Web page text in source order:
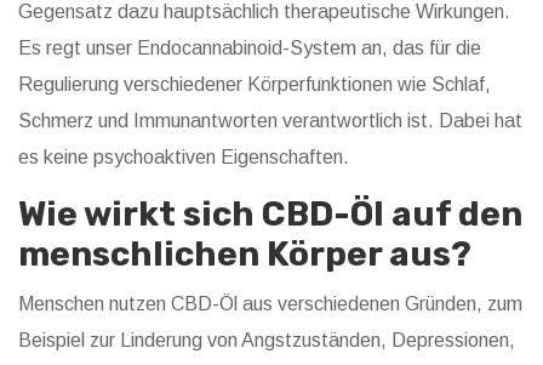
Gegensatz dazu hauptsächlich therapeutische Wirkungen.
Es regt unser Endocannabinoid-System an, das für die
Regulierung verschiedener Körperfunktionen wie Schlaf,
Schmerz und Immunantworten verantwortlich ist. Dabei hat
es keine psychoaktiven Eigenschaften.
Wie wirkt sich CBD-Öl auf den
menschlichen Körper aus?
Menschen nutzen CBD-Öl aus verschiedenen Gründen, zum
Beispiel zur Linderung von Angstzuständen, Depressionen,